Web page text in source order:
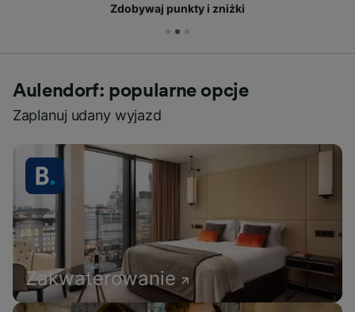
Zdobywaj punkty i zniżki
Aulendorf: popularne opcje
Zaplanuj udany wyjazd
Zakwaterowanie